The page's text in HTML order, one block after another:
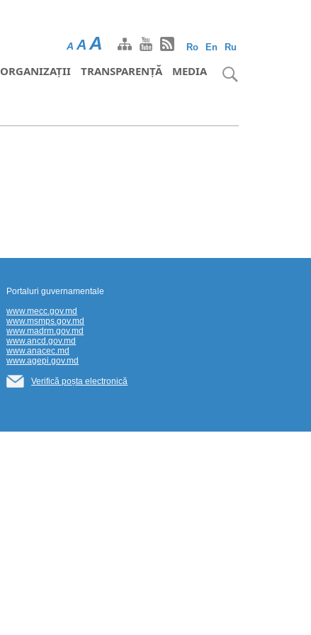
Ro En Ru
A A A
ORGANIZAȚII TRANSPARENȚĂ MEDIA
Portaluri guvernamentale
www.mecc.gov.md
www.msmps.gov.md
www.madrm.gov.md
www.ancd.gov.md
www.anacec.md
www.agepi.gov.md
Verifică poșta electronică